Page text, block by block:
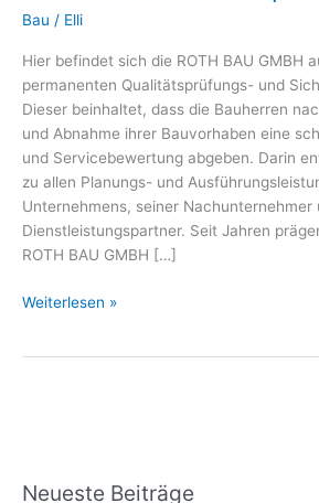
Bau / Elli
Hier befindet sich die ROTH BAU GMBH
permanenten Qualitätsprüfungs- und
Dieser beinhaltet, dass die Bauherren
und Abnahme ihrer Bauvorhaben eine
und Servicebewertung abgeben. Darin
zu allen Planungs- und
Unternehmens, seiner Nachunternehmer
Dienstleistungspartner. Seit Jahren
ROTH BAU GMBH […]
Qualität
Service
2020
auf
Top-
Niveau
Weiterlesen »
Neueste Beiträge